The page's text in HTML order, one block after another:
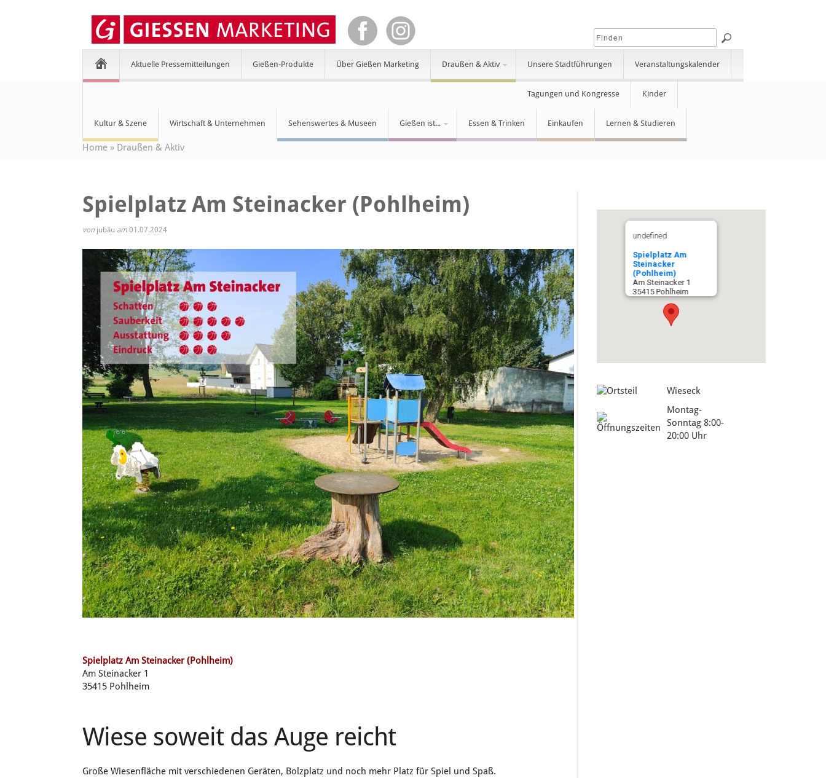
Aktuelle Pressemitteilungen Gießen-Produkte Über Gießen Marketing Draußen & Aktiv Unsere Stadtführungen Veranstaltungskalender
Tagungen und Kongresse Kinder
Kultur & Szene Wirtschaft & Unternehmen Sehenswertes & Museen Gießen ist... Essen & Trinken Einkaufen Lernen & Studieren
Home » Draußen & Aktiv
Spielplatz Am Steinacker (Pohlheim)
von jubäu am01.07.2024
Spielplatz Am Steinacker (Pohlheim)
Am Steinacker 1
35415 Pohlheim
Wiese soweit das Auge reicht
Große Wiesenfläche mit verschiedenen Geräten, Bolzplatz und noch mehr Platz für Spiel und Spaß.
undefined
Spielplatz Am
Steinacker
(Pohlheim)
Am Steinacker 1
35415 Pohlheim
Wieseck
Montag-
Sonntag 8:00-
20:00 Uhr